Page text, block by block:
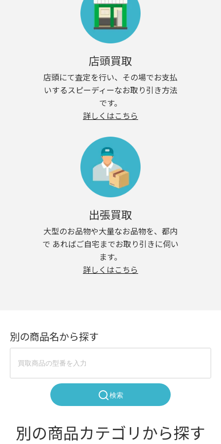
店頭買取
店頭にて査定を行い、その場でお支払
いするスピーディーなお取り引き方法
です。
詳しくはこちら
出張買取
大型のお品物や大量なお品物を、都内
で あればご自宅までお取り引きに伺い
ます。
詳しくはこちら
別の商品名から探す
検索
別の商品カテゴリから探す